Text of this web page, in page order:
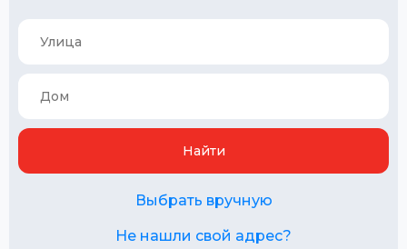
Найти
Выбрать вручную
Не нашли свой адрес?